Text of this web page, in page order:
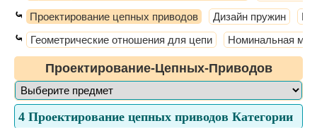
⤿ Проектирование цепных приводов Дизайн пружин
⤿ Геометрические отношения для цепи Номинальная
Проектирование-Цепных-Приводов
4 Проектирование цепных приводов Категории